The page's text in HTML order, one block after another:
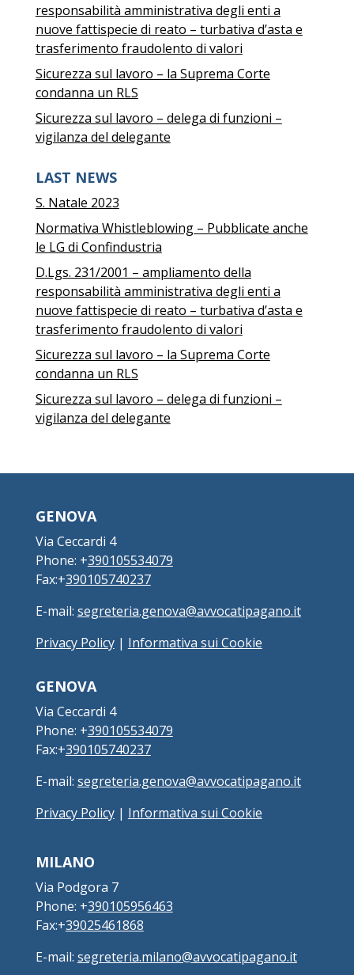
responsabilità amministrativa degli enti a
nuove fattispecie di reato – turbativa d’asta e
trasferimento fraudolento di valori
Sicurezza sul lavoro – la Suprema Corte
condanna un RLS
Sicurezza sul lavoro – delega di funzioni –
vigilanza del delegante
LAST NEWS
S. Natale 2023
Normativa Whistleblowing – Pubblicate anche
le LG di Confindustria
D.Lgs. 231/2001 – ampliamento della
responsabilità amministrativa degli enti a
nuove fattispecie di reato – turbativa d’asta e
trasferimento fraudolento di valori
Sicurezza sul lavoro – la Suprema Corte
condanna un RLS
Sicurezza sul lavoro – delega di funzioni –
vigilanza del delegante
GENOVA
Via Ceccardi 4
Phone: +390105534079
Fax:+390105740237
E-mail: segreteria.genova@avvocatipagano.it
Privacy Policy| Informativa sui Cookie
GENOVA
Via Ceccardi 4
Phone: +390105534079
Fax:+390105740237
E-mail: segreteria.genova@avvocatipagano.it
Privacy Policy| Informativa sui Cookie
MILANO
Via Podgora 7
Phone: +390105956463
Fax:+39025461868
E-mail: segreteria.milano@avvocatipagano.it